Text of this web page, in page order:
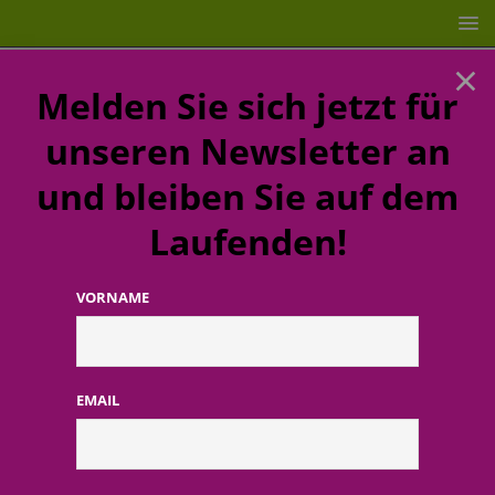
Unternehmen in der deutschen
×
Melden Sie sich jetzt für
unseren Newsletter an
und bleiben Sie auf dem
Laufenden!
VORNAME
EMAIL